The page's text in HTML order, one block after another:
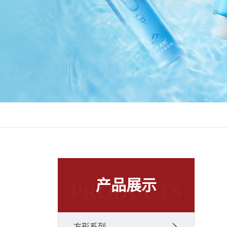
产品展示
PRODUCTS